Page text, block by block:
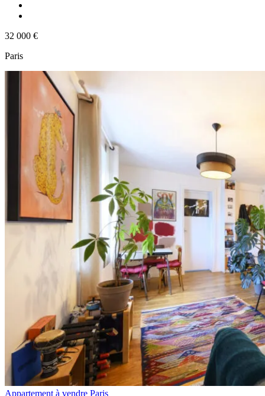
32 000 €
Paris
Appartement à vendre Paris